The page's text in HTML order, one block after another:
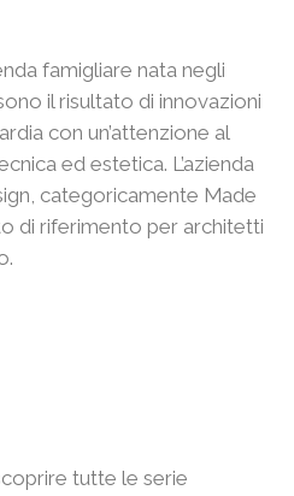
famigliare nata negli
il risultato di innovazioni
con un’attenzione al
ed estetica. L’azienda
categoricamente Made
di riferimento per architetti
tutte le serie